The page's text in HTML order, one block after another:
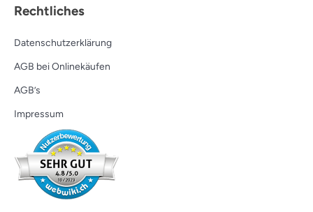
Rechtliches
Datenschutzerklärung
AGB bei Onlinekäufen
AGB’s
Impressum